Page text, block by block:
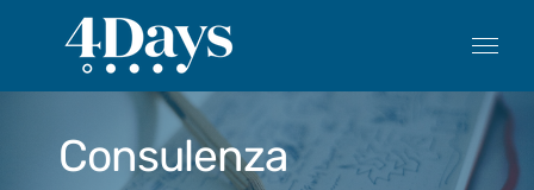
contenuto
Consulenza